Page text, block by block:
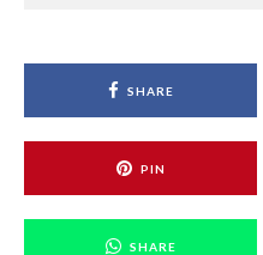
SHARE
PIN
SHARE